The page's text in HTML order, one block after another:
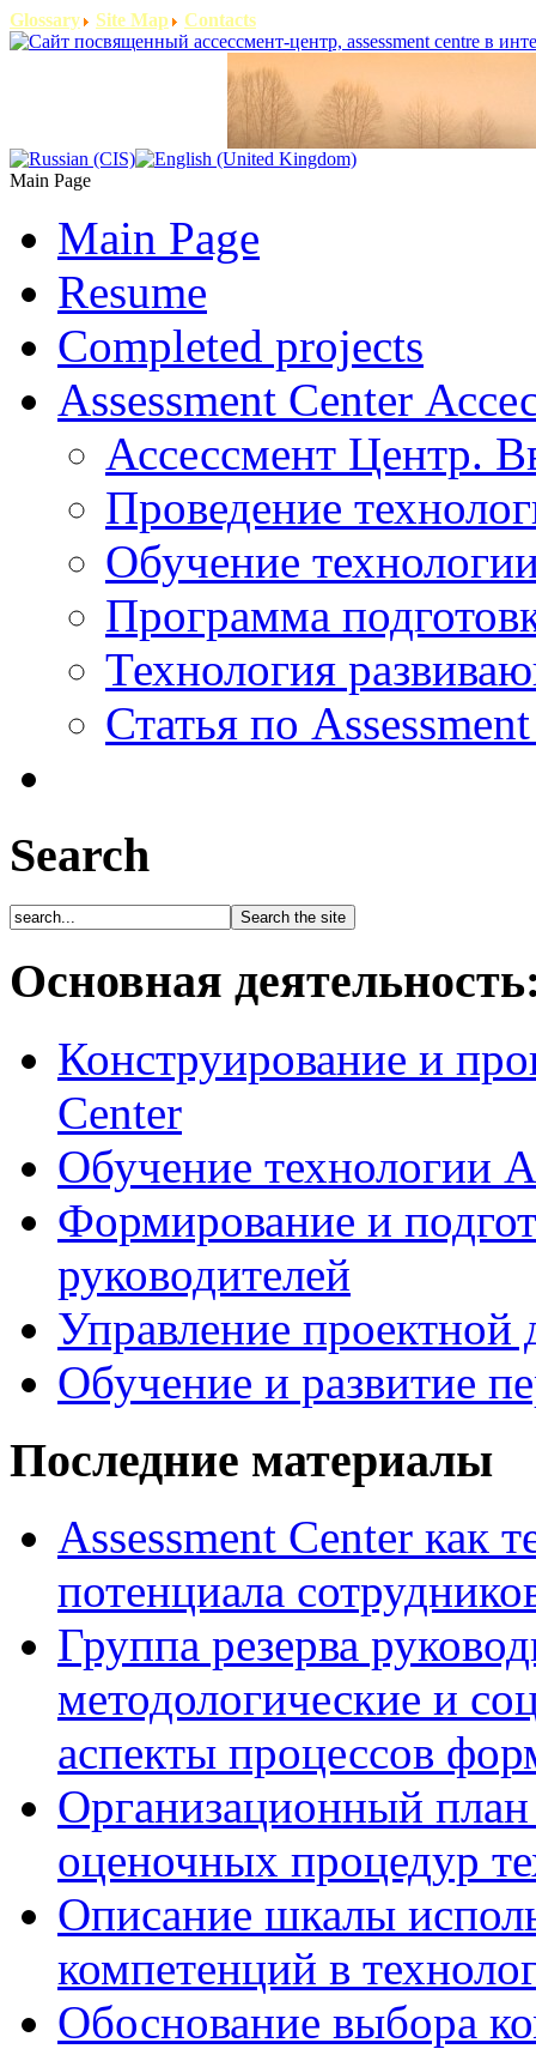
Glossary Site Map Contacts
Main Page
Main Page
Resume
Completed projects
Assessment Center
Ассессмент Центр.
Проведение
Обучение
Программа
Технология
Статья по
Search
Основная
Конструирование и
Center
Обучение технологии
Формирование и
руководителей
Управление проектной
Обучение и развитие
Последние материалы
Assessment Center как
потенциала
Группа резерва
методологические и
аспекты процессов
Организационный
оценочных процедур
Описание шкалы
компетенций в
Обоснование выбора